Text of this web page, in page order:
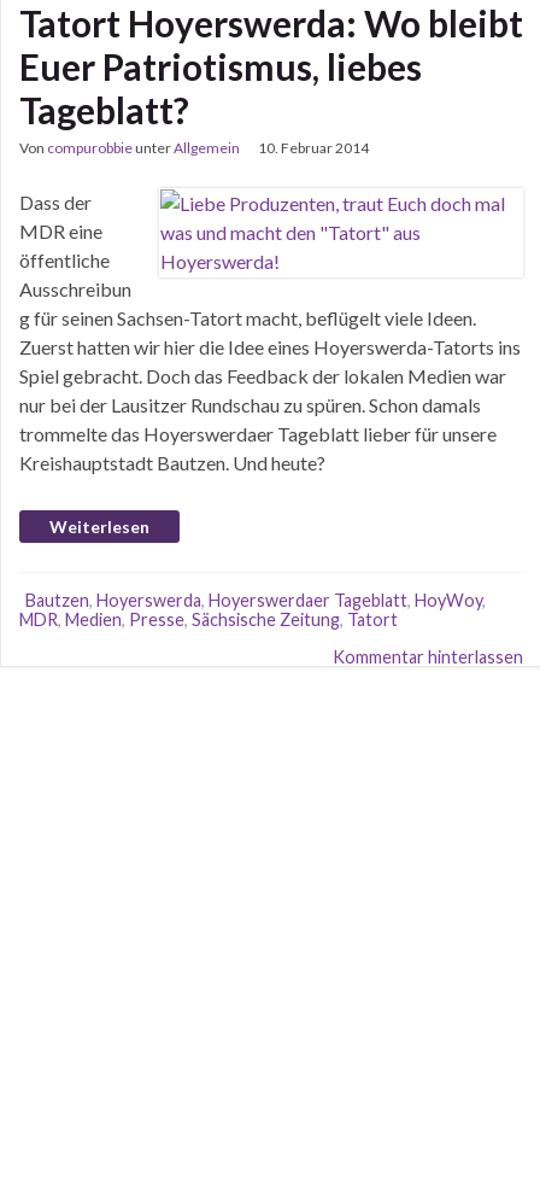
Tatort Hoyerswerda: Wo bleibt
Euer Patriotismus, liebes
Tageblatt?
Von compurobbieunterAllgemein 10. Februar 2014
Dass der
MDR eine
öffentliche
Ausschreibun
g für seinen Sachsen-Tatort macht, beflügelt viele Ideen.
Zuerst hatten wir hier die Idee eines Hoyerswerda-Tatorts ins
Spiel gebracht. Doch das Feedback der lokalen Medien war
nur bei der Lausitzer Rundschau zu spüren. Schon damals
trommelte das Hoyerswerdaer Tageblatt lieber für unsere
Kreishauptstadt Bautzen. Und heute?
Weiterlesen
Bautzen, Hoyerswerda, Hoyerswerdaer Tageblatt, HoyWoy,
MDR, Medien, Presse, Sächsische Zeitung, Tatort
Kommentar hinterlassen